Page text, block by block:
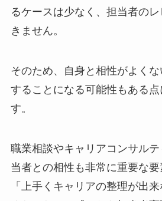
るケースは少なく、担当者の
きません。
そのため、自身と相性がよく
することになる可能性もある
す。
職業相談やキャリアコンサル
当者との相性も非常に重要な要
「上手くキャリアの整理が出